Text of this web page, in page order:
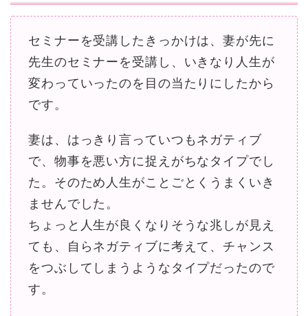
セミナーを受講したきっかけは、妻が先に
先生のセミナーを受講し、いきなり人生が
変わっていったのを目の当たりにしたから
です。
妻は、はっきり言っていつもネガティブ
で、物事を悪い方に捉えがちなタイプでし
た。そのため人生がことごとくうまくいき
ませんでした。
ちょっと人生が良くなりそうな兆しが見え
ても、自らネガティブに考えて、チャンス
をつぶしてしまうようなタイプだったので
す。